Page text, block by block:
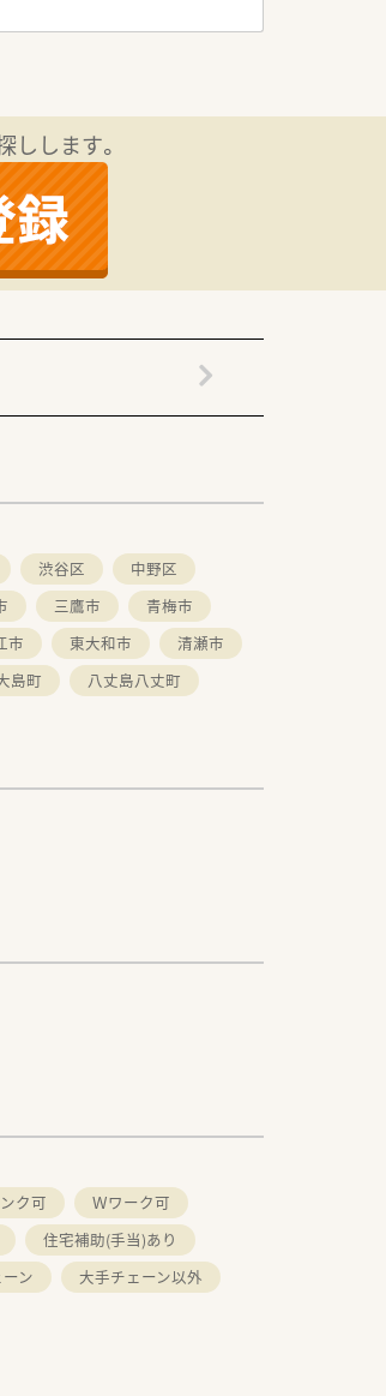
します。
渋谷区
中野区
三鷹市
青梅市
市 東大和市
清瀬市
島町 八丈島八丈町
ク可
Ｗワーク可
住宅補助(手当)あり
ン
大手チェーン以外